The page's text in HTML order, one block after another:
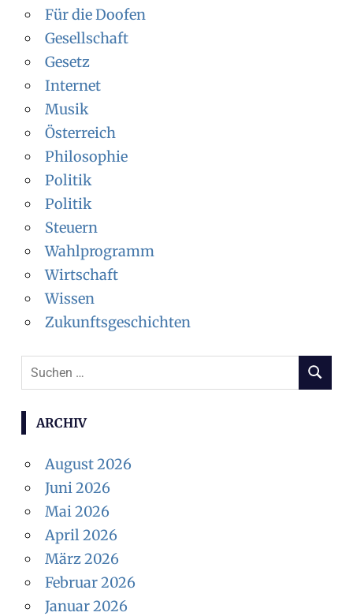
Für die Doofen
Gesellschaft
Gesetz
Internet
Musik
Österreich
Philosophie
Politik
Politik
Steuern
Wahlprogramm
Wirtschaft
Wissen
Zukunftsgeschichten
u
c
h
e
n
n
a
c
h
:
ARCHIV
August 2026
Juni 2026
Mai 2026
April 2026
März 2026
Februar 2026
Januar 2026